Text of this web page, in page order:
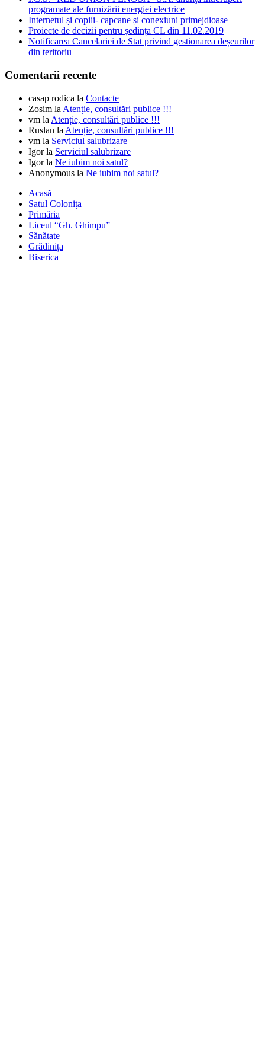
programate ale furnizării energiei electrice
Internetul și copiii- capcane și conexiuni primejdioase
Proiecte de decizii pentru ședința CL din 11.02.2019
Notificarea Cancelariei de Stat privind gestionarea deșeurilor
din teritoriu
Comentarii recente
casap rodica la Contacte
Zosim la Atenție, consultări publice !!!
vm la Atenție, consultări publice !!!
Ruslan la Atenție, consultări publice !!!
vm la Serviciul salubrizare
Igorla Serviciul salubrizare
Igorla Ne iubim noi satul?
Anonymous la Ne iubim noi satul?
Acasă
Satul Colonița
Primăria
Liceul “Gh. Ghimpu”
Sănătate
Grădinița
Biserica